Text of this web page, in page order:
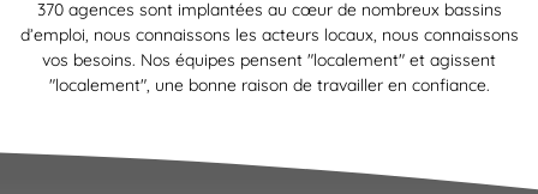
370 agences sont implantées au cœur de nombreux bassins
d’emploi, nous connaissons les acteurs locaux, nous connaissons
vos besoins. Nos équipes pensent "localement" et agissent
"localement", une bonne raison de travailler en confiance.